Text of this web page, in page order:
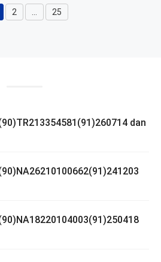
HalamanHalaman
2 … Halaman
25
dan